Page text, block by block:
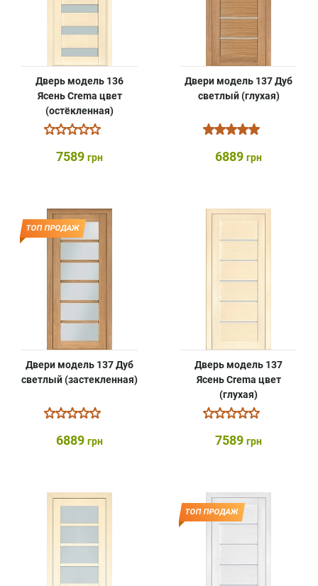
Дверь модель 136
Ясень Crema цвет
(остёкленная)
7589 грн
Двери модель 137 Дуб
светлый (глухая)
6889 грн
ТОП ПРОДАЖ
Двери модель 137 Дуб
светлый (застекленная)
6889 грн
Дверь модель 137
Ясень Crema цвет
(глухая)
7589 грн
ТОП ПРОДАЖ